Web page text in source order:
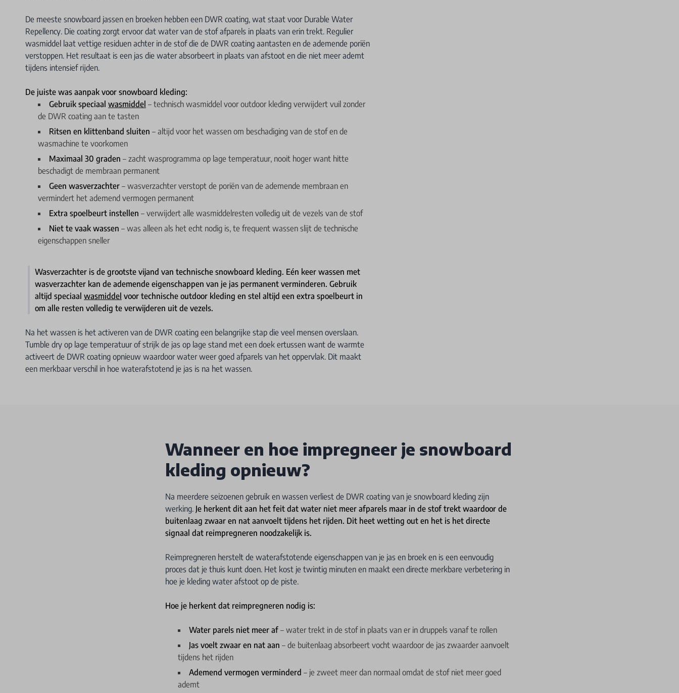
De meeste snowboard jassen en broeken hebben een DWR coating, wat staat voor Durable Water
Repellency. Die coating zorgt ervoor dat water van de stof afparels in plaats van erin trekt. Regulier
wasmiddel laat vettige residuen achter in de stof die de DWR coating aantasten en de ademende poriën
verstoppen. Het resultaat is een jas die water absorbeert in plaats van afstoot en die niet meer ademt
tijdens intensief rijden.
De juiste was aanpak voor snowboard kleding:
Gebruik speciaal wasmiddel – technisch wasmiddel voor outdoor kleding verwijdert vuil zonder
de DWR coating aan te tasten
Ritsen en klittenband sluiten – altijd voor het wassen om beschadiging van de stof en de
wasmachine te voorkomen
Maximaal 30 graden – zacht wasprogramma op lage temperatuur, nooit hoger want hitte
beschadigt de membraan permanent
Geen wasverzachter – wasverzachter verstopt de poriën van de ademende membraan en
vermindert het ademend vermogen permanent
Extra spoelbeurt instellen – verwijdert alle wasmiddelresten volledig uit de vezels van de stof
Niet te vaak wassen – was alleen als het echt nodig is, te frequent wassen slijt de technische
eigenschappen sneller
Wasverzachter is de grootste vijand van technische snowboard kleding. Eén keer wassen met
wasverzachter kan de ademende eigenschappen van je jas permanent verminderen. Gebruik
altijd speciaal wasmiddel voor technische outdoor kleding en stel altijd een extra spoelbeurt in
om alle resten volledig te verwijderen uit de vezels.
Na het wassen is het activeren van de DWR coating een belangrijke stap die veel mensen overslaan.
Tumble dry op lage temperatuur of strijk de jas op lage stand met een doek ertussen want de warmte
activeert de DWR coating opnieuw waardoor water weer goed afparels van het oppervlak. Dit maakt
een merkbaar verschil in hoe waterafstotend je jas is na het wassen.
Wanneer en hoe impregneer je snowboard
kleding opnieuw?
Na meerdere seizoenen gebruik en wassen verliest de DWR coating van je snowboard kleding zijn
werking. Je herkent dit aan het feit dat water niet meer afparels maar in de stof trekt waardoor de
buitenlaag zwaar en nat aanvoelt tijdens het rijden. Dit heet wetting out en het is het directe
signaal dat reimpregneren noodzakelijk is.
Reimpregneren herstelt de waterafstotende eigenschappen van je jas en broek en is een eenvoudig
proces dat je thuis kunt doen. Het kost je twintig minuten en maakt een directe merkbare verbetering in
hoe je kleding water afstoot op de piste.
Hoe je herkent dat reimpregneren nodig is:
Water parels niet meer af – water trekt in de stof in plaats van er in druppels vanaf te rollen
Jas voelt zwaar en nat aan – de buitenlaag absorbeert vocht waardoor de jas zwaarder aanvoelt
tijdens het rijden
Ademend vermogen verminderd – je zweet meer dan normaal omdat de stof niet meer goed
ademt